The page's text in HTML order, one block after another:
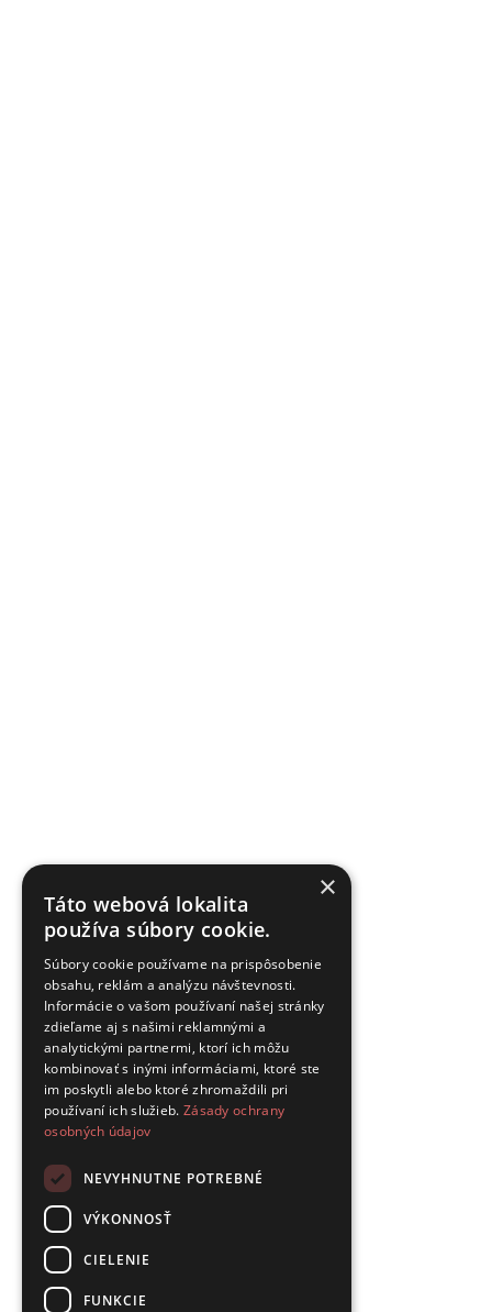
×
Táto webová lokalita
používa súbory cookie.
Súbory cookie používame na prispôsobenie
obsahu, reklám a analýzu návštevnosti.
Informácie o vašom používaní našej stránky
zdieľame aj s našimi reklamnými a
analytickými partnermi, ktorí ich môžu
kombinovať s inými informáciami, ktoré ste
im poskytli alebo ktoré zhromaždili pri
používaní ich služieb. Zásady ochrany
osobných údajov
NEVYHNUTNE POTREBNÉ
VÝKONNOSŤ
CIELENIE
FUNKCIE